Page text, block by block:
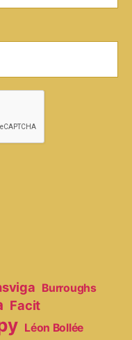
Burroughs
Facit
Léon Bollée